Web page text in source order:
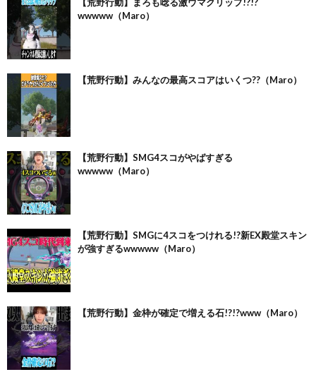
wwwww（Maro）
【荒野行動】みんなの最高スコアはいくつ??（Maro）
【荒野行動】SMG4スコがやばすぎる
wwwww（Maro）
【荒野行動】SMGに4スコをつけれる!?新EX殿堂スキン
が強すぎるwwwww（Maro）
【荒野行動】金枠が確定で増える石!?!?www（Maro）